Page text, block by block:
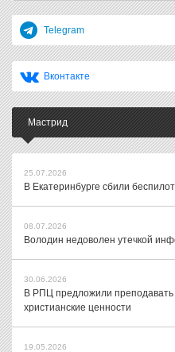
Telegram
Вконтакте
Мастрид
25.07.2026
В Екатеринбурге сбили
08.07.2026
Володин недоволен утечкой
30.06.2026
В РПЦ предложили преподавать
христианские ценности
19.05.2026